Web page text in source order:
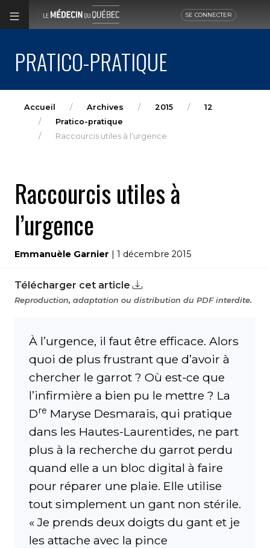
SE CONNECTER
PRATICO-PRATIQUE
Accueil Archives 2015
12
Pratico-pratique
Raccourcis utiles à l’urgence
Raccourcis utiles à
l’urgence
Emmanuèle Garnier | 1 décembre 2015
Télécharger cet article
Reproduction, adaptation ou distribution du PDF interdite.
À l’urgence, il faut être efficace. Alors
quoi de plus frustrant que d’avoir à
chercher le garrot ? Où est-ce que
l’infirmière a bien pu le mettre ? La
Dre Maryse Desmarais, qui pratique
dans les Hautes-Laurentides, ne part
plus à la recherche du garrot perdu
quand elle a un bloc digital à faire
pour réparer une plaie. Elle utilise
tout simplement un gant non stérile.
« Je prends deux doigts du gant et je
les attache avec la pince